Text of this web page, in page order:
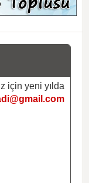
için yeni yılda